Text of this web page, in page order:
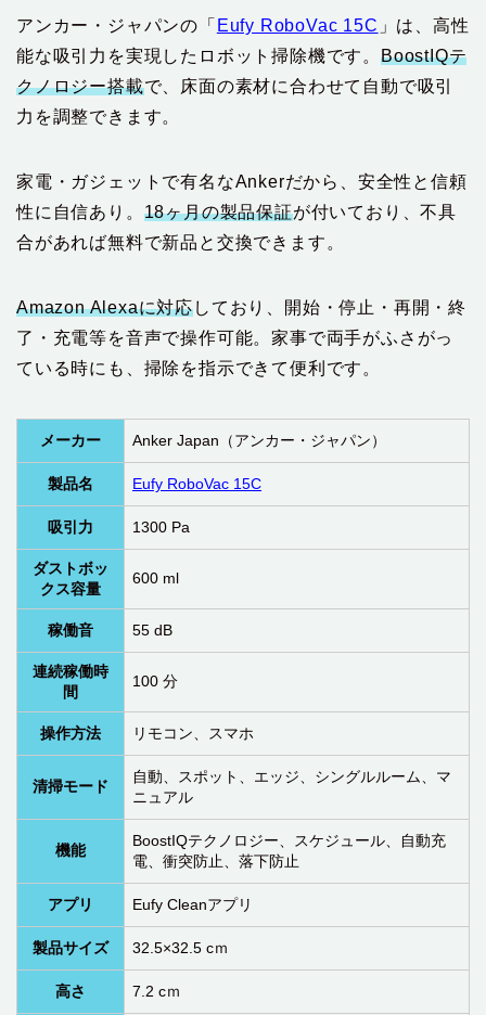
アンカー・ジャパンの「 Eufy RoboVac 15C 」は、高性
能な吸引力を実現したロボット掃除機です。 BoostIQテ
クノロジー搭載で、床面の素材に合わせて自動で吸引
力を調整できます。
家電・ガジェットで有名なAnkerだから、安全性と信頼
性に自信あり。 18ヶ月の製品保証が付いており、不具
合があれば無料で新品と交換できます。
Amazon Alexaに対応しており、開始・停止・再開・終
了・充電等を音声で操作可能。家事で両手がふさがっ
ている時にも、掃除を指示できて便利です。
メーカー Anker Japan（アンカー・ジャパン）
製品名 Eufy RoboVac 15C
吸引力 1300 Pa
ダストボッ
クス容量
600 ml
稼働音 55 dB
連続稼働時
間
100 分
操作方法 リモコン、スマホ
清掃モード
自動、スポット、エッジ、シングルルーム、マ
ニュアル
機能
BoostIQテクノロジー、スケジュール、自動充
電、衝突防止、落下防止
アプリ Eufy Cleanアプリ
製品サイズ 32.5×32.5 cｍ
高さ‎ 7.2 cｍ